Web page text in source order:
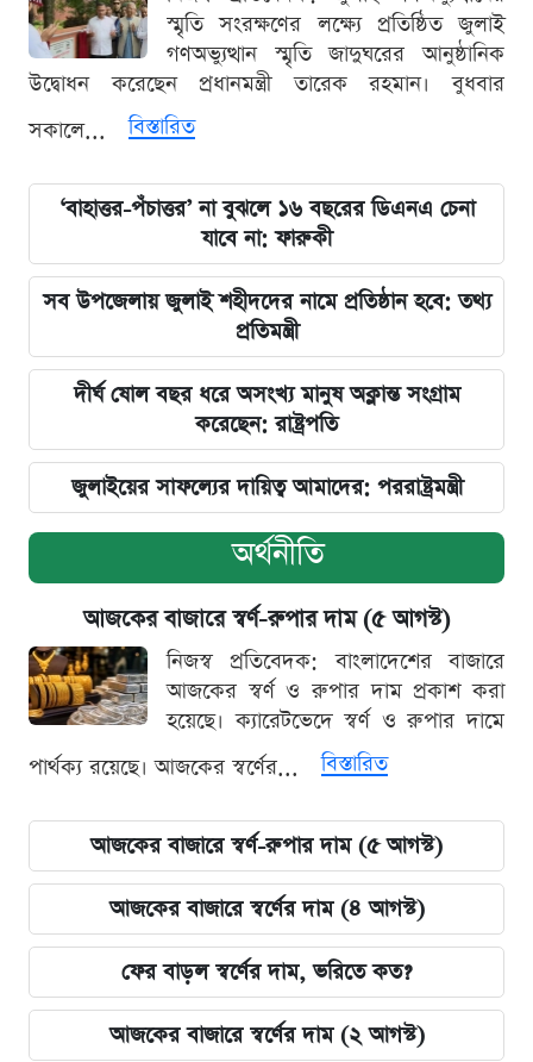
স্মৃতি সংরক্ষণের লক্ষ্যে প্রতিষ্ঠিত জুলাই
গণঅভ্যুত্থান স্মৃতি জাদুঘরের আনুষ্ঠানিক
উদ্বোধন করেছেন প্রধানমন্ত্রী তারেক রহমান। বুধবার
সকালে...
বিস্তারিত
‘বাহাত্তর-পঁচাত্তর’ না বুঝলে ১৬ বছরের ডিএনএ চেনা
যাবে না: ফারুকী
সব উপজেলায় জুলাই শহীদদের নামে প্রতিষ্ঠান হবে: তথ্য
প্রতিমন্ত্রী
দীর্ঘ ষোল বছর ধরে অসংখ্য মানুষ অক্লান্ত সংগ্রাম
করেছেন: রাষ্ট্রপতি
জুলাইয়ের সাফল্যের দায়িত্ব আমাদের: পররাষ্ট্রমন্ত্রী
অর্থনীতি
আজকের বাজারে স্বর্ণ-রুপার দাম (৫ আগস্ট)
নিজস্ব প্রতিবেদক: বাংলাদেশের বাজারে
আজকের স্বর্ণ ও রুপার দাম প্রকাশ করা
হয়েছে। ক্যারেটভেদে স্বর্ণ ও রুপার দামে
পার্থক্য রয়েছে। আজকের স্বর্ণের...
বিস্তারিত
আজকের বাজারে স্বর্ণ-রুপার দাম (৫ আগস্ট)
আজকের বাজারে স্বর্ণের দাম (৪ আগস্ট)
ফের বাড়ল স্বর্ণের দাম, ভরিতে কত?
আজকের বাজারে স্বর্ণের দাম (২ আগস্ট)